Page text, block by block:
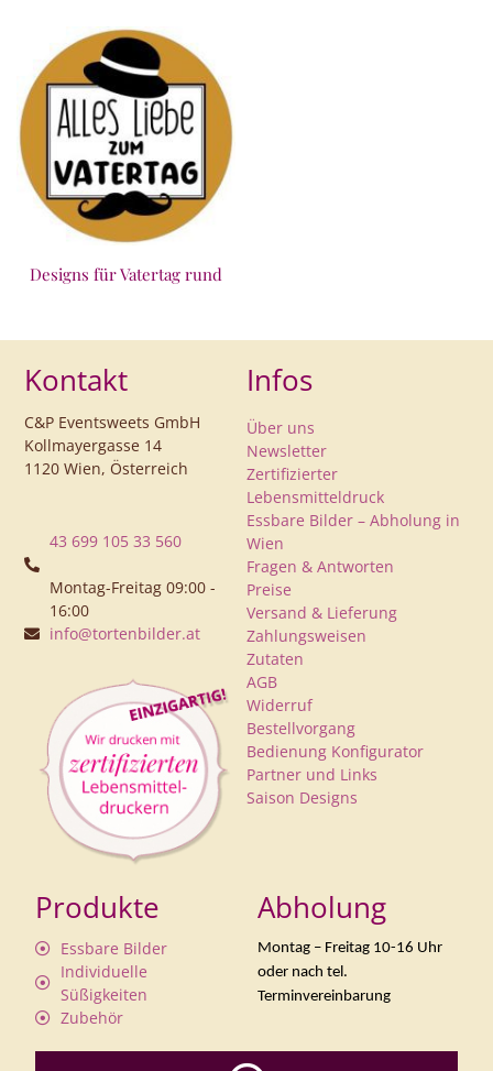
Designs für Vatertag rund
Kontakt
C&P Eventsweets GmbH
Kollmayergasse 14
1120 Wien, Österreich
43 699 105 33 560
Montag-Freitag 09:00 -
16:00
info@tortenbilder.at
Infos
Über uns
Newsletter
Zertifizierter
Lebensmitteldruck
Essbare Bilder – Abholung in
Wien
Fragen & Antworten
Preise
Versand & Lieferung
Zahlungsweisen
Zutaten
AGB
Widerruf
Bestellvorgang
Bedienung Konfigurator
Partner und Links
Saison Designs
Produkte
Essbare Bilder
Individuelle
Süßigkeiten
Zubehör
Abholung
Montag – Freitag 10-16 Uhr
oder nach tel.
Terminvereinbarung